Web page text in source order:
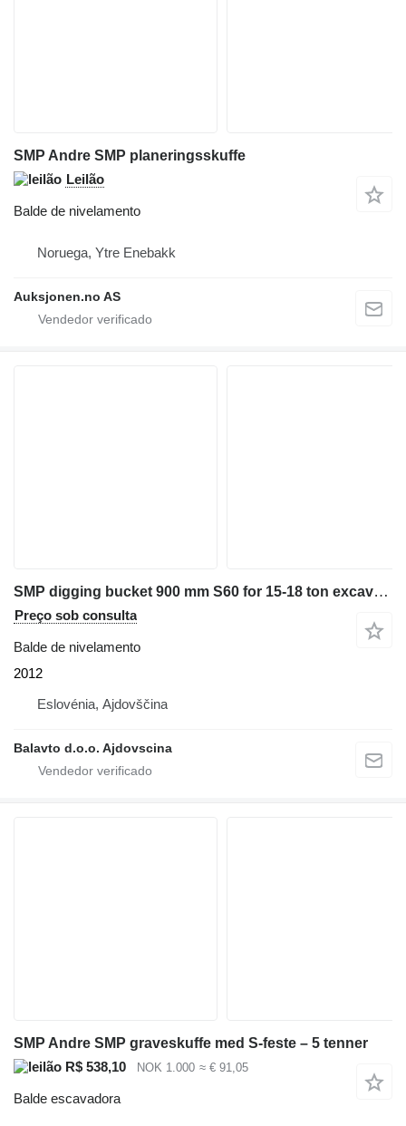
SMP Andre SMP planeringsskuffe
Leilão
Balde de nivelamento
Noruega, Ytre Enebakk
Auksjonen.no AS
SMP digging bucket 900 mm S60 for 15-18 ton excavators
Preço sob consulta
Balde de nivelamento
2012
Eslovénia, Ajdovščina
Balavto d.o.o. Ajdovscina
SMP Andre SMP graveskuffe med S-feste – 5 tenner
R$ 538,10
NOK 1.000 ≈ € 91,05
Balde escavadora